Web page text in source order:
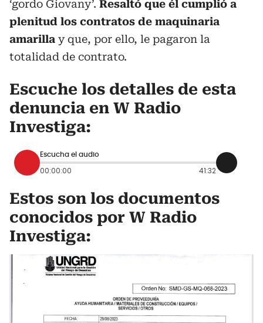
‘gordo Giovany’. Resaltó que él cumplió a
plenitud los contratos de maquinaria
amarilla y que, por ello, le pagaron la
totalidad de contrato.
Escuche los detalles de esta
denuncia en W Radio
Investiga:
Escucha el audio
00:00:00 41:32
Estos son los documentos
conocidos por W Radio
Investiga: